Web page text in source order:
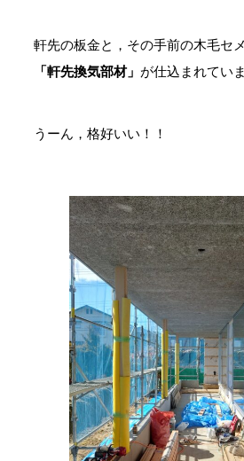
軒先の板金と，その手前の木毛セ
「軒先換気部材」 が仕込まれていま
うーん，格好いい！！